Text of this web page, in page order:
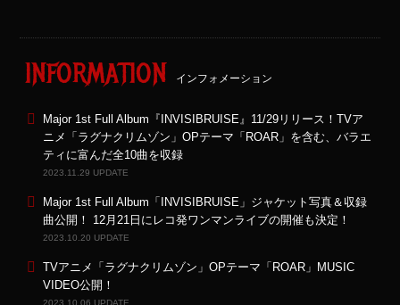
INFORMATION インフォメーション
Major 1st Full Album『INVISIBRUISE』11/29リリース！TVア
ニメ「ラグナクリムゾン」OPテーマ「ROAR」を含む、バラエ
ティに富んだ全10曲を収録
2023.11.29 UPDATE
Major 1st Full Album「INVISIBRUISE」ジャケット写真＆収録
曲公開！ 12月21日にレコ発ワンマンライブの開催も決定！
2023.10.20 UPDATE
TVアニメ「ラグナクリムゾン」OPテーマ「ROAR」MUSIC
VIDEO公開！
2023.10.06 UPDATE